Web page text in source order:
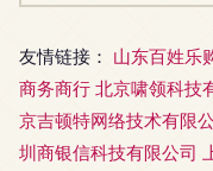
友情链接： 山东百姓乐
商务商行 北京啸领科技
京吉顿特网络技术有限
圳商银信科技有限公司